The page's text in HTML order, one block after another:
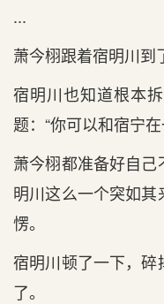
...
萧今栩跟着宿明川到‌
宿明川也知道根本
题：“你可以和‌宿宁
萧今栩都准备好自
明川这么一个突如
愣。
宿明川顿了一下，
了。